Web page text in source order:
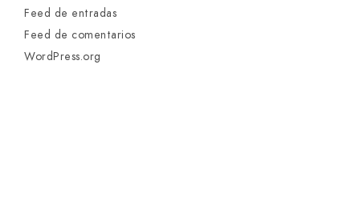
Feed de entradas
Feed de comentarios
WordPress.org